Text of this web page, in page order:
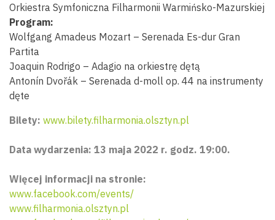
Orkiestra Symfoniczna Filharmonii Warmińsko-Mazurskiej
Program:
Wolfgang Amadeus Mozart – Serenada Es-dur Gran
Partita
Joaquin Rodrigo – Adagio na orkiestrę dętą
Antonín Dvořák – Serenada d-moll op. 44 na instrumenty
dęte
Bilety: www.bilety.filharmonia.olsztyn.pl
Data wydarzenia: 13 maja 2022 r. godz. 19:00.
Więcej informacji na stronie:
www.facebook.com/events/
www.filharmonia.olsztyn.pl